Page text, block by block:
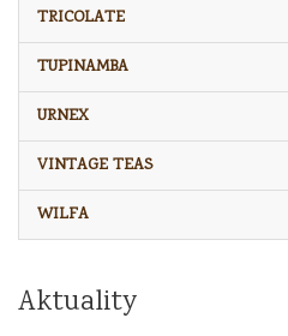
TRICOLATE
TUPINAMBA
URNEX
VINTAGE TEAS
WILFA
Aktuality